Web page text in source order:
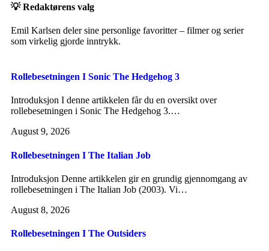
💡 Redaktørens valg
Emil Karlsen deler sine personlige favoritter – filmer og serier
som virkelig gjorde inntrykk.
Rollebesetningen I Sonic The Hedgehog 3
Introduksjon I denne artikkelen får du en oversikt over
rollebesetningen i Sonic The Hedgehog 3.…
August 9, 2026
Rollebesetningen I The Italian Job
Introduksjon Denne artikkelen gir en grundig gjennomgang av
rollebesetningen i The Italian Job (2003). Vi…
August 8, 2026
Rollebesetningen I The Outsiders